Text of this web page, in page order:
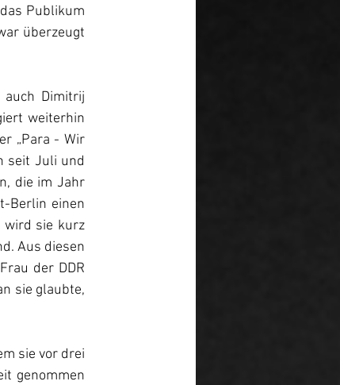
Publikum
überzeugt
Dimitrij
weiterhin
„Para - Wir
seit Juli und
die im Jahr
Berlin einen
wird sie kurz
Aus diesen
der DDR
sie glaubte,
sie vor drei
genommen